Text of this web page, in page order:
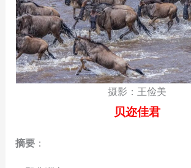
摄影：王俭美
贝迩佳君
摘要 ：